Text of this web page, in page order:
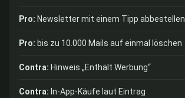
Pro: Newsletter mit einem Tipp abbestellen
Pro: bis zu 10.000 Mails auf einmal löschen
Contra: Hinweis „Enthält Werbung“
Contra: In-App-Käufe laut Eintrag